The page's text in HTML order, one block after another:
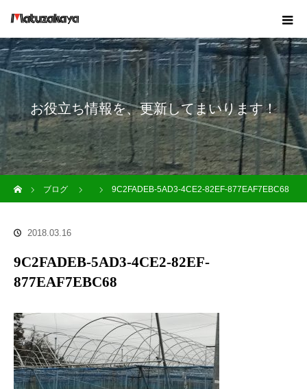
お役立ち情報を、更新してまいります！
ブログ
9C2FADEB-5AD3-4CE2-82EF-877EAF7EBC68
2018.03.16
9C2FADEB-5AD3-4CE2-82EF-
877EAF7EBC68